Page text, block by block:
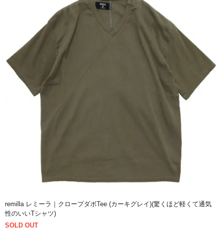
remilla レミーラ｜クロープダボTee (カーキグレイ)(驚くほど軽くて通気
性のいいTシャツ)
SOLD OUT